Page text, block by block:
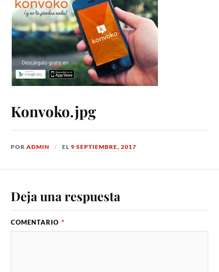
Konvoko.jpg
PORADMIN EL9 SEPTIEMBRE, 2017
Deja una respuesta
COMENTARIO *